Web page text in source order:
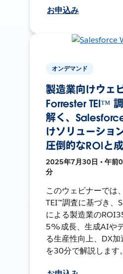
お申込み
オンデマンド
製造業向けウェ
Forrester TEI™
解く、
けソリューショ
圧倒的なROIと
2025年7月30日 • 午前
分
このウェビナーでは
TEI™調査に基づき、
による製造業の
5%成長、生成AIや
る生産性向上、DX
を30分で解説します。